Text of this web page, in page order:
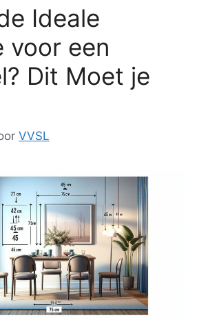
Ideale
voor een
Dit Moet je
VVSL